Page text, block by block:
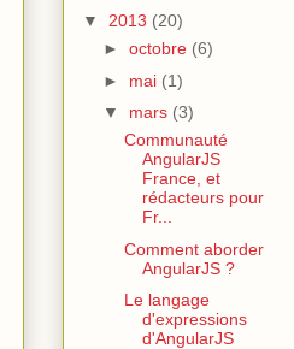
▼ 2013 (20)
► octobre (6)
► mai (1)
▼ mars (3)
Communauté
AngularJS
France, et
rédacteurs pour
Fr...
Comment aborder
AngularJS ?
Le langage
d'expressions
d'AngularJS